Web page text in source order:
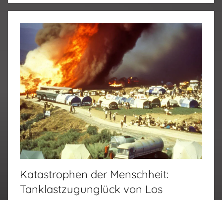
Katastrophen der Menschheit:
Tanklastzugunglück von Los